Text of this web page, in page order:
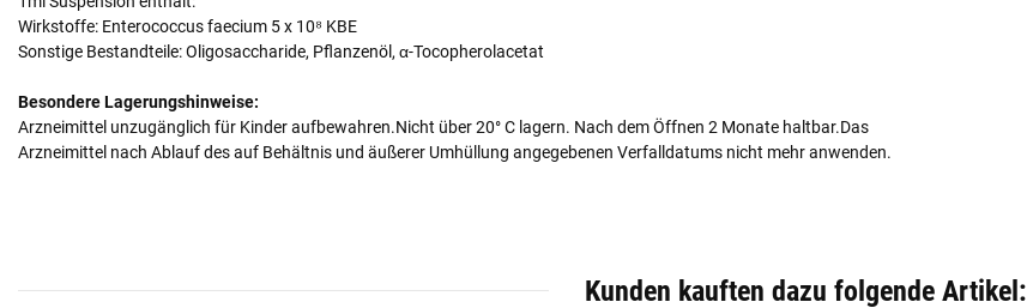
Wirkstoffe: Enterococcus faecium 5 x 10⁸ KBE
Sonstige Bestandteile: Oligosaccharide, Pflanzenöl, α-Tocopherolacetat
Besondere Lagerungshinweise:
Arzneimittel unzugänglich für Kinder aufbewahren.Nicht über 20° C lagern. Nach dem Öffnen 2 Monate haltbar.Das
Arzneimittel nach Ablauf des auf Behältnis und äußerer Umhüllung angegebenen Verfalldatums nicht mehr anwenden.
Kunden kauften dazu folgende Artikel: